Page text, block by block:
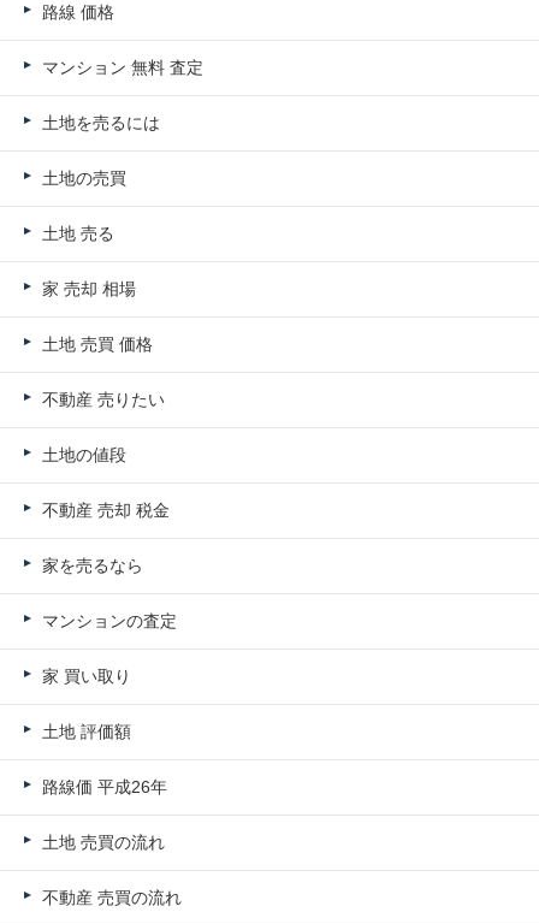
路線 価格
マンション 無料 査定
土地を売るには
土地の売買
土地 売る
家 売却 相場
土地 売買 価格
不動産 売りたい
土地の値段
不動産 売却 税金
家を売るなら
マンションの査定
家 買い取り
土地 評価額
路線価 平成26年
土地 売買の流れ
不動産 売買の流れ